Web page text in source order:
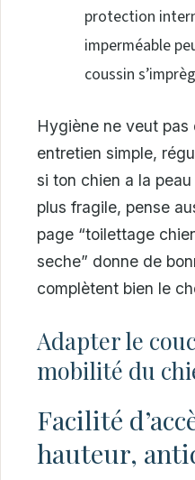
protection
imperméable
coussin
Hygiène ne veut pas
entretien simple,
si ton chien a la
plus fragile, pense
page “toilettage
seche” donne de
complètent bien le
Adapter le
mobilité du
Facilité
hauteur,